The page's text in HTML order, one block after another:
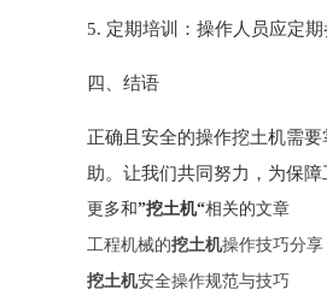
5. 定期培训：操作人员应定
四、结语
正确且安全的操作挖土机需
助。让我们共同努力，为保
更多和”挖土机“相关的文章
工程机械的挖土机操作技巧分享
挖土机安全操作规范与技巧